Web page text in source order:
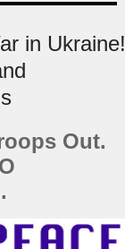
in Ukraine!
Out.